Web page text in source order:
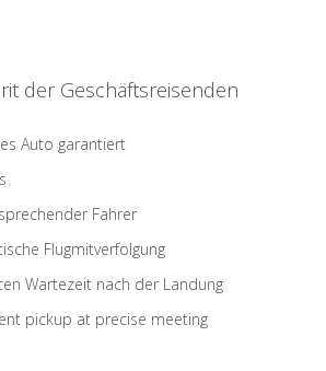
der Geschäftsreisenden
Auto garantiert
Fahrer
Flugmitverfolgung
Wartezeit nach der Landung
pickup at precise meeting